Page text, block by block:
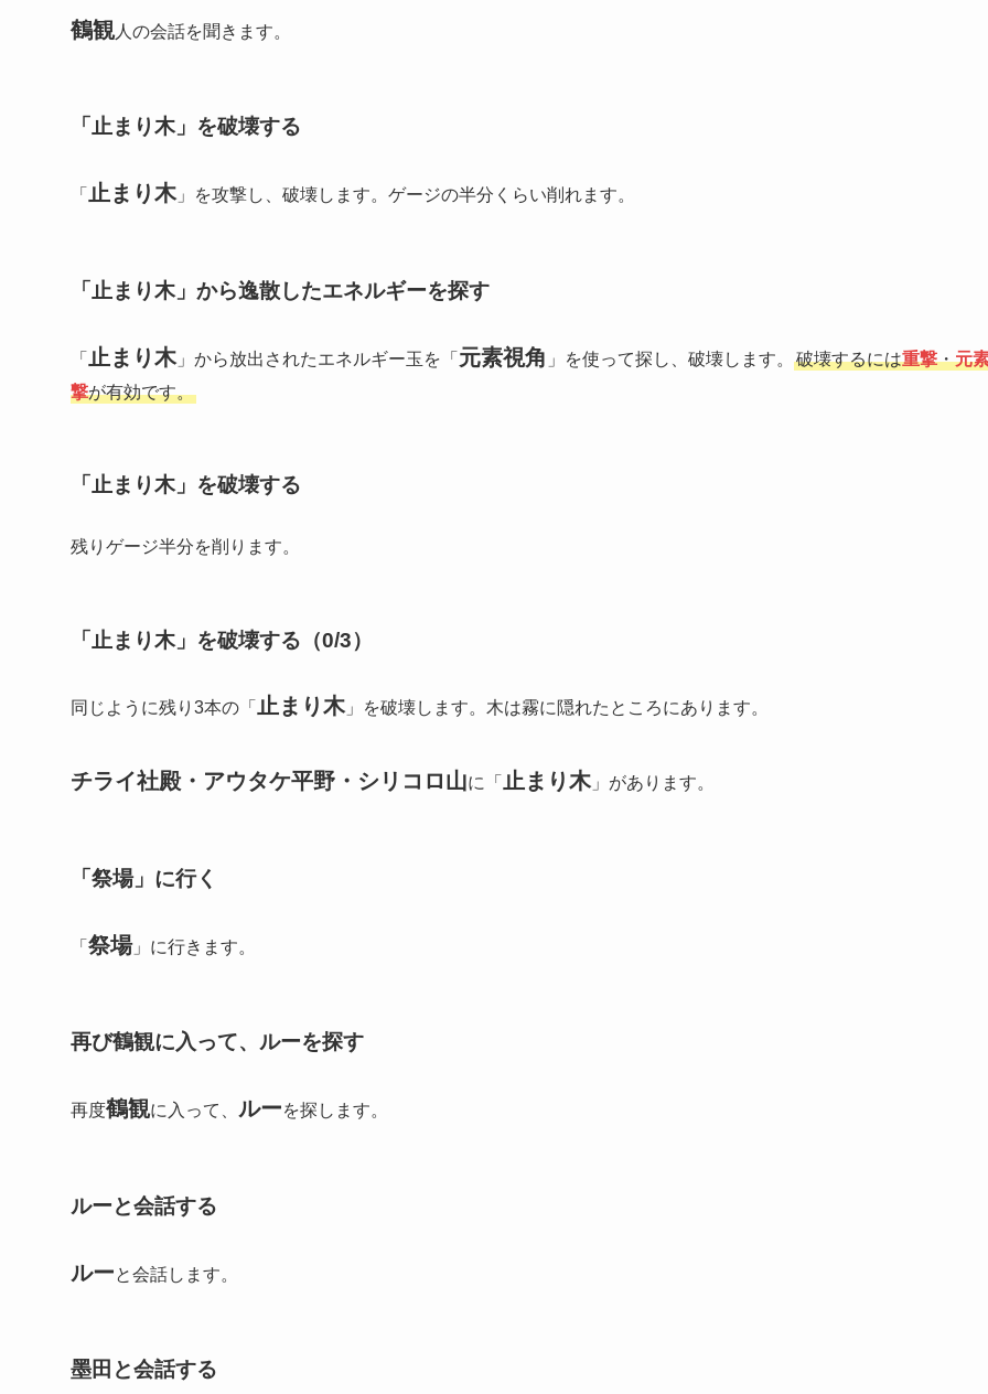
鶴観人の会話を聞きます。
「止まり木」を破壊する
「 止まり木」を攻撃し、破壊します。ゲージの半分くらい削れます。
「止まり木」から逸散したエネルギーを探す
「 止まり木」から放出されたエネルギー玉を「 元素視角 」を使って探し、破壊します。 破壊するには重撃・元
撃が有効です。
「止まり木」を破壊する
残りゲージ半分を削ります。
「止まり木」を破壊する（0/3）
同じように残り3本の「 止まり木」を破壊します。木は霧に隠れたところにあります。
チライ社殿・アウタケ平野・シリコロ山に「 止まり木」があります。
「祭場」に行く
「 祭場」に行きます。
再び鶴観に入って、ルーを探す
再度鶴観に入って、 ルーを探します。
ルーと会話する
ルーと会話します。
墨田と会話する